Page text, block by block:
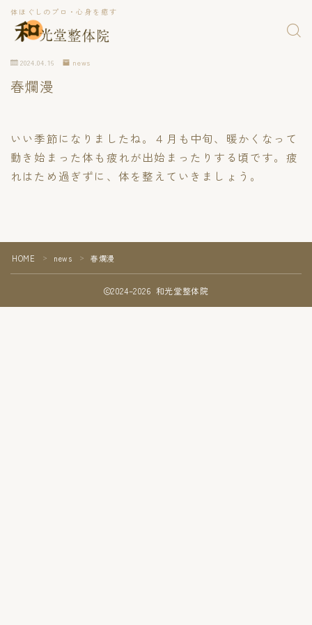
体ほぐしのプロ・心身を癒す
2024.04.16 news
春爛漫
いい季節になりましたね。４月も中旬、暖かくなって
動き始まった体も疲れが出始まったりする頃です。疲
れはため過ぎずに、体を整えていきましょう。
HOME ＞ news ＞ 春爛漫
2024–2026 和光堂整体院